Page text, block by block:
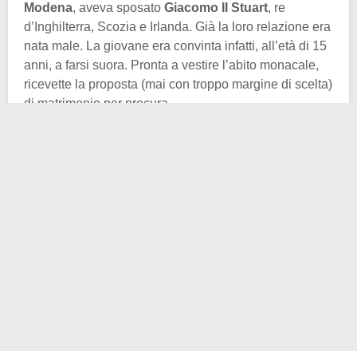
Modena, aveva sposato Giacomo II Stuart, re
d’Inghilterra, Scozia e Irlanda. Già la loro relazione era
nata male. La giovane era convinta infatti, all’età di 15
anni, a farsi suora. Pronta a vestire l’abito monacale,
ricevette la proposta (mai con troppo margine di scelta)
di matrimonio per procura.